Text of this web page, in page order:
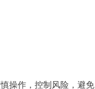
操作，控制风险，避免